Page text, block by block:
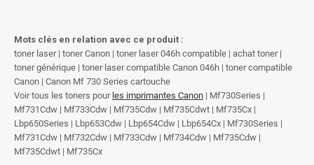
Mots clés en relation avec ce produit :
toner laser | toner Canon | toner laser 046h compatible | achat toner |
toner générique | toner laser compatible Canon 046h | toner compatible
Canon | Canon Mf 730 Series cartouche
Voir tous les toners pour les imprimantes Canon | Mf730Series |
Mf731Cdw | Mf733Cdw | Mf735Cdw | Mf735Cdwt | Mf735Cx |
Lbp650Series | Lbp653Cdw | Lbp654Cdw | Lbp654Cx | Mf730Series |
Mf731Cdw | Mf732Cdw | Mf733Cdw | Mf734Cdw | Mf735Cdw |
Mf735Cdwt | Mf735Cx